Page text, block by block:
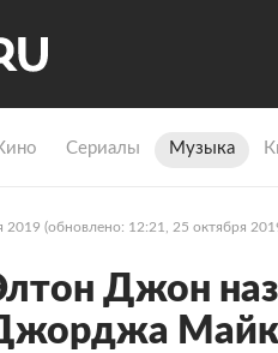
Сериалы Музыка
2019 (обновлено: 12:21, 25 октября
Джон